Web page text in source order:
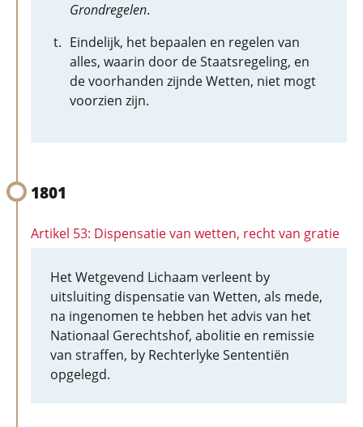
Grondregelen.
Eindelijk, het bepaalen en regelen van
alles, waarin door de Staatsregeling, en
de voorhanden zijnde Wetten, niet mogt
voorzien zijn.
1801
Artikel 53: Dispensatie van wetten, recht van gratie
Het Wetgevend Lichaam verleent by
uitsluiting dispensatie van Wetten, als mede,
na ingenomen te hebben het advis van het
Nationaal Gerechtshof, abolitie en remissie
van straffen, by Rechterlyke Sententiën
opgelegd.